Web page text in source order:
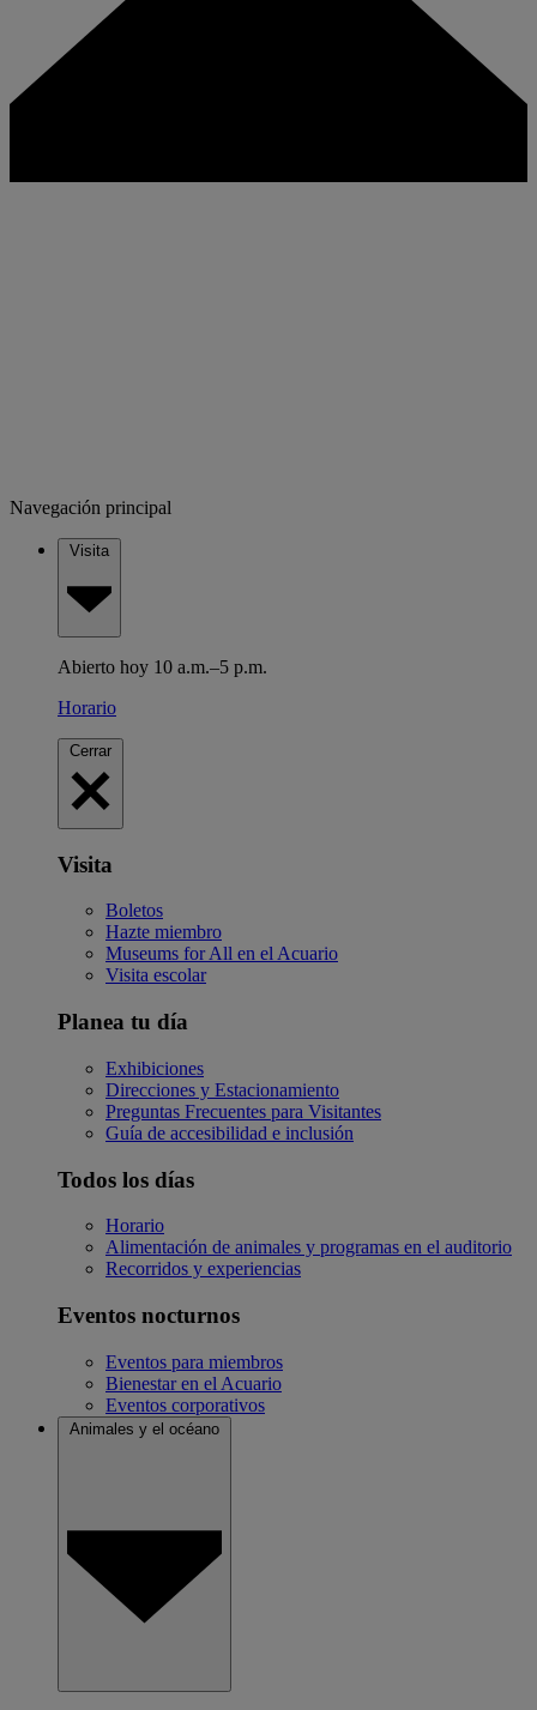
Navegación principal
Visita
Abierto hoy 10 a.m.–5 p.m.
Horario
Cerrar
Visita
Boletos
Hazte miembro
Museums for All en el Acuario
Visita escolar
Planea tu día
Exhibiciones
Direcciones y Estacionamiento
Preguntas Frecuentes para Visitantes
Guía de accesibilidad e inclusión
Todos los días
Horario
Alimentación de animales y programas en el auditorio
Recorridos y experiencias
Eventos nocturnos
Eventos para miembros
Bienestar en el Acuario
Eventos corporativos
Animales y el océano